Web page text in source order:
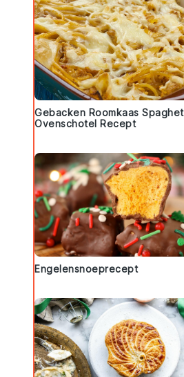
Gebacken Roomkaas
Ovenschotel Recept
Engelensnoeprecept